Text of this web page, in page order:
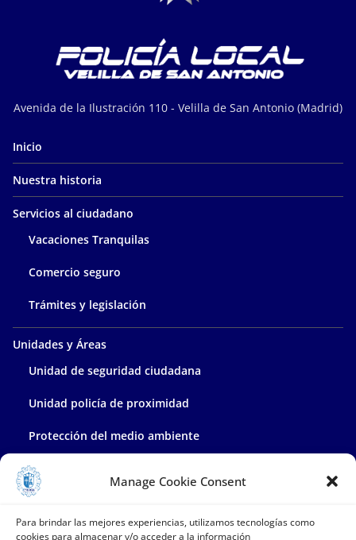
Manage Cookie Consent
Para brindar las mejores experiencias, utilizamos tecnologías como
cookies para almacenar y/o acceder a la información
Avenida de la Ilustración 110 - Velilla de San Antonio (Madrid)
Inicio
Nuestra historia
Servicios al ciudadano
Vacaciones Tranquilas
Comercio seguro
Trámites y legislación
Unidades y Áreas
Unidad de seguridad ciudadana
Unidad policía de proximidad
Protección del medio ambiente
Policía administrativa